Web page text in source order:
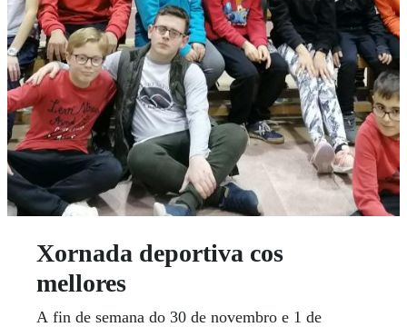
Xornada deportiva cos
mellores
A fin de semana do 30 de novembro e 1 de